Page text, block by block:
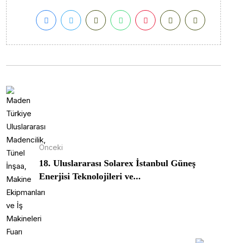
Önceki
18. Uluslararası Solarex İstanbul Güneş
Enerjisi Teknolojileri ve...